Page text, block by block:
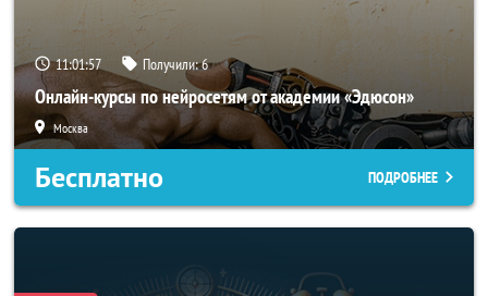
11:01:54 Получили:6
Онлайн-курсы по нейросетям от академии «Эдюсон»
Москва
Бесплатно ПОДРОБНЕЕ